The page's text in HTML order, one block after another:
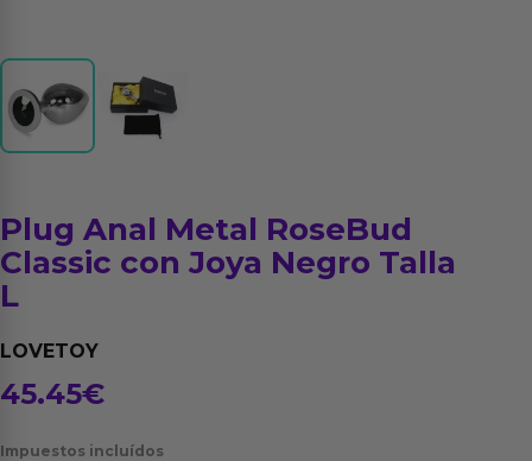
Plug Anal Metal RoseBud
Classic con Joya Negro Talla
L
LOVETOY
45.45€
Impuestos incluídos